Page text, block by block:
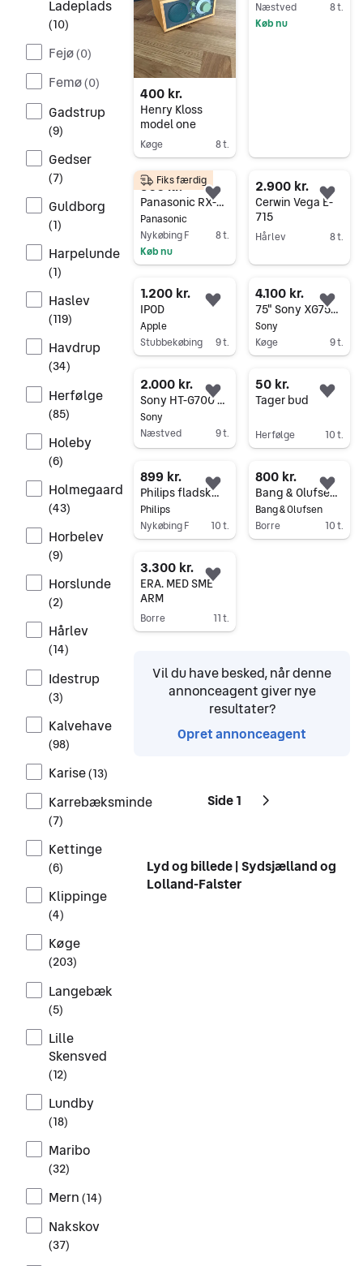
Ladeplads
(10)
Fejø(0)
Femø(0)
Gadstrup
(9)
Gedser
(7)
Guldborg
(1)
Harpelunde
(1)
Haslev
(119)
Havdrup
(34)
Herfølge
(85)
Holeby
(6)
Holmegaard
(43)
Horbelev
(9)
Horslunde
(2)
Hårlev
(14)
Idestrup
(3)
Kalvehave
(98)
Karise(13)
Karrebæksminde
(7)
Kettinge
(6)
Klippinge
(4)
Køge
(203)
Langebæk
(5)
Lille
Skensved
(12)
Lundby
(18)
Maribo
(32)
Mern (14)
Nakskov
(37)
400 kr.
Henry Kloss
model one
Køge 8 t.
Næstved
8 t.
Køb nu
500 kr.
Panasonic RX-DS101
Panasonic
Nykøbing F
8 t.
Køb nu
Fiks færdig
Føj til favoritter.
2.900 kr.
Cerwin Vega E-
715
Hårlev 8 t.
Gå til annoncen
1.200 kr.
IPOD
Apple
Stubbekøbing
9 t.
Føj til favoritter.
4.100 kr.
75" Sony XG758096
Sony
Køge
9 t.
2.000 kr.
Sony HT-G700 Soundbar & Trådløs Subwoofer
Sony
Næstved
9 t.
Føj til favoritter.
Gå til annoncen
50 kr.
Tager bud
Herfølge 10 t.
899 kr.
Philips fladskærms TV
Philips
Nykøbing F
10 t.
Føj til favoritter.
800 kr.
Bang & Olufsen Beogram 3000 pladespiller
Bang & Olufsen
Borre
10 t.
3.300 kr.
ERA. MED SME
ARM
Borre 11 t.
Vil du have besked, når denne
annonceagent giver nye
resultater?
Opret annonceagent
Sider
Side 1 Næste side
ikon
Lyd og billede | Sydsjælland og
Lolland-Falster